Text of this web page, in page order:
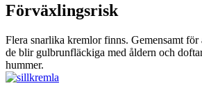
Förväxlingsrisk
Flera snarlika kremlor finns. Gemensamt
de blir gulbrunfläckiga med åldern och
hummer.